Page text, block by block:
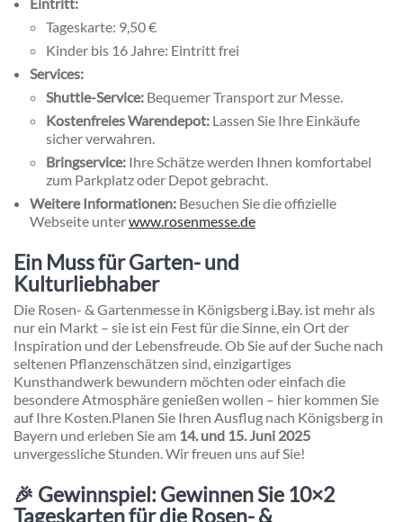
Tageskarte: 9,50 €
Kinder bis 16 Jahre: Eintritt frei
Services:
Shuttle-Service: Bequemer Transport zur Messe.
Kostenfreies Warendepot: Lassen Sie Ihre Einkäufe
sicher verwahren.
Bringservice: Ihre Schätze werden Ihnen komfortabel
zum Parkplatz oder Depot gebracht.
Weitere Informationen: Besuchen Sie die offizielle
Webseite unterwww.rosenmesse.de
Ein Muss für Garten- und
Kulturliebhaber
Die Rosen- & Gartenmesse in Königsberg i.Bay. ist mehr als
nur ein Markt – sie ist ein Fest für die Sinne, ein Ort der
Inspiration und der Lebensfreude. Ob Sie auf der Suche nach
seltenen Pflanzenschätzen sind, einzigartiges
Kunsthandwerk bewundern möchten oder einfach die
besondere Atmosphäre genießen wollen – hier kommen Sie
auf Ihre Kosten.Planen Sie Ihren Ausflug nach Königsberg in
Bayern und erleben Sie am 14. und 15. Juni 2025
unvergessliche Stunden. Wir freuen uns auf Sie!
🎉 Gewinnspiel: Gewinnen Sie 10×2
Tageskarten für die Rosen- &